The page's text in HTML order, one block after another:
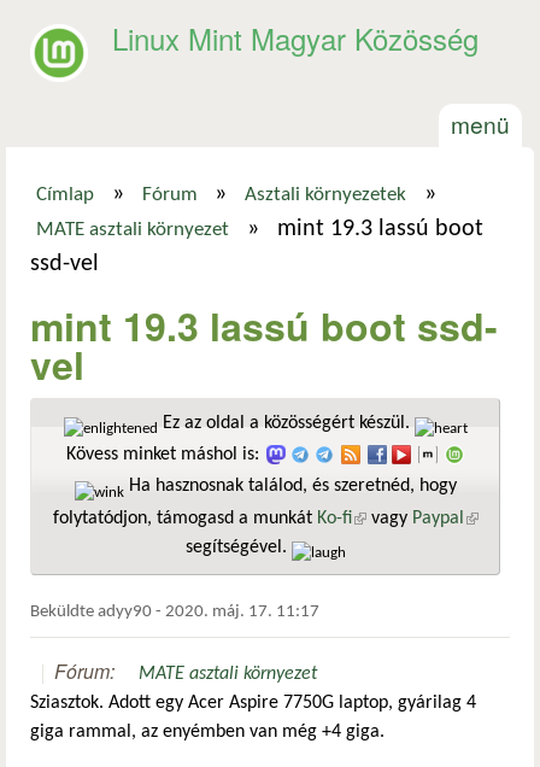
Linux Mint Magyar Közösség
menü
Jelenlegi hely
Címlap » Fórum » Asztali környezetek »
MATE asztali környezet »
mint 19.3 lassú boot
ssd-vel
mint 19.3 lassú boot ssd-
vel
Ez az oldal a közösségért készül.
Kövess minket máshol is:
Ha hasznosnak találod, és szeretnéd, hogy
folytatódjon, támogasd a munkát Ko-fi(külső hivatkozás)
vagy Paypal
segítségével.
Beküldte adyy90 - 2020. máj. 17. 11:17
Fórum:
MATE asztali környezet
Sziasztok. Adott egy Acer Aspire 7750G laptop, gyárilag 4
giga rammal, az enyémben van még +4 giga.